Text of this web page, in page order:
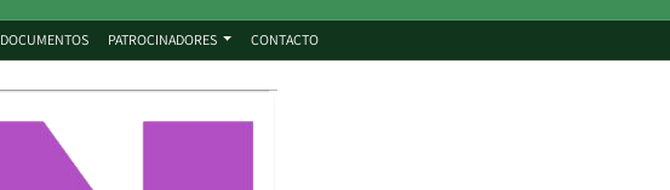
DOCUMENTOS PATROCINADORES CONTACTO